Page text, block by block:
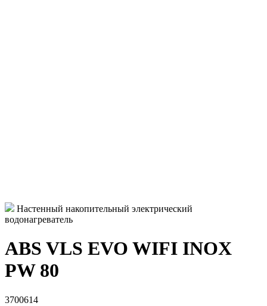
Настенный накопительный электрический
водонагреватель
ABS VLS EVO WIFI INOX
PW 80
3700614